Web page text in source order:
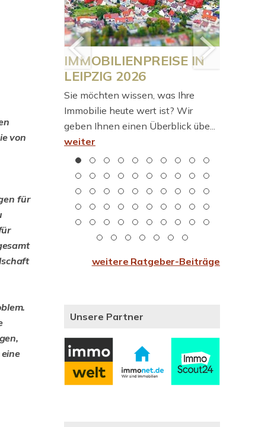
von
für
Sie
IMMOBILIENPREISE IN
LEIPZIG 2026
Sie möchten wissen, was Ihre
Immobilie heute wert ist? Wir
geben Ihnen einen Überblick übe...
weiter
weitere Ratgeber-Beiträge
Unsere Partner